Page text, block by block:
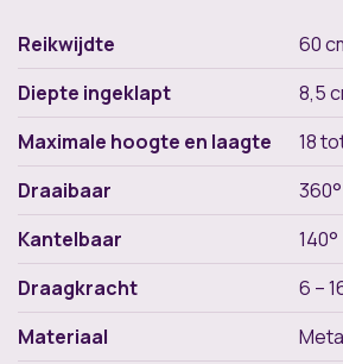
Reikwijdte
60
Diepte ingeklapt
8,5
Maximale hoogte en laagte
18
Draaibaar
360°
Kantelbaar
140°
Draagkracht
6 –
Materiaal